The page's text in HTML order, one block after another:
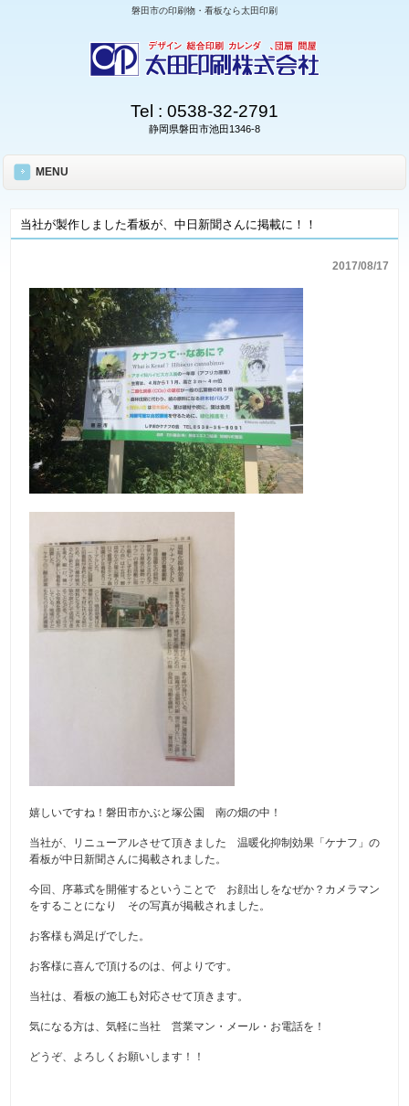
磐田市の印刷物・看板なら太田印刷
Tel : 0538-32-2791
静岡県磐田市池田1346-8
MENU
当社が製作しました看板が、中日新聞さんに掲載に！！
2017/08/17
嬉しいですね！磐田市かぶと塚公園 南の畑の中！
当社が、リニューアルさせて頂きました 温暖化抑制効果「ケナフ」の
看板が中日新聞さんに掲載されました。
今回、序幕式を開催するということで お顔出しをなぜか？カメラマン
をすることになり その写真が掲載されました。
お客様も満足げでした。
お客様に喜んで頂けるのは、何よりです。
当社は、看板の施工も対応させて頂きます。
気になる方は、気軽に当社 営業マン・メール・お電話を！
どうぞ、よろしくお願いします！！